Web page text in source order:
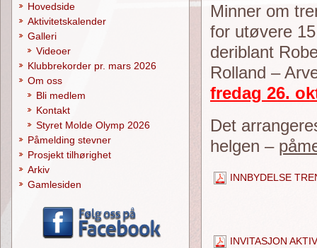
Minner om
for utøvere
deriblant
Rolland –
fredag 26.
Det
helgen –
INNBYDELSE
INVITASJON
Hovedside
Aktivitetskalender
Galleri
Videoer
Klubbrekorder pr. mars 2026
Om oss
Bli medlem
Kontakt
Styret Molde Olymp 2026
Påmelding stevner
Prosjekt tilhørighet
Arkiv
Gamlesiden